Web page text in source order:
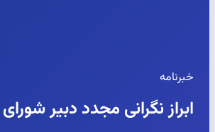
خبرنامه
ابراز نگرانی مجدد دبیر